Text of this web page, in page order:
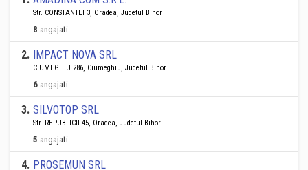
Str. CONSTANTEI 3, Oradea, Judetul Bihor
8 angajati
2. IMPACT NOVA SRL
CIUMEGHIU 286, Ciumeghiu, Judetul Bihor
6 angajati
3. SILVOTOP SRL
Str. REPUBLICII 45, Oradea, Judetul Bihor
5 angajati
4. PROSEMUN SRL